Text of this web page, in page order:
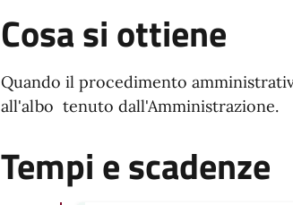
Cosa si ottiene
Quando il procedimento
all'albo tenuto dall'Amministrazione.
Tempi e scadenze